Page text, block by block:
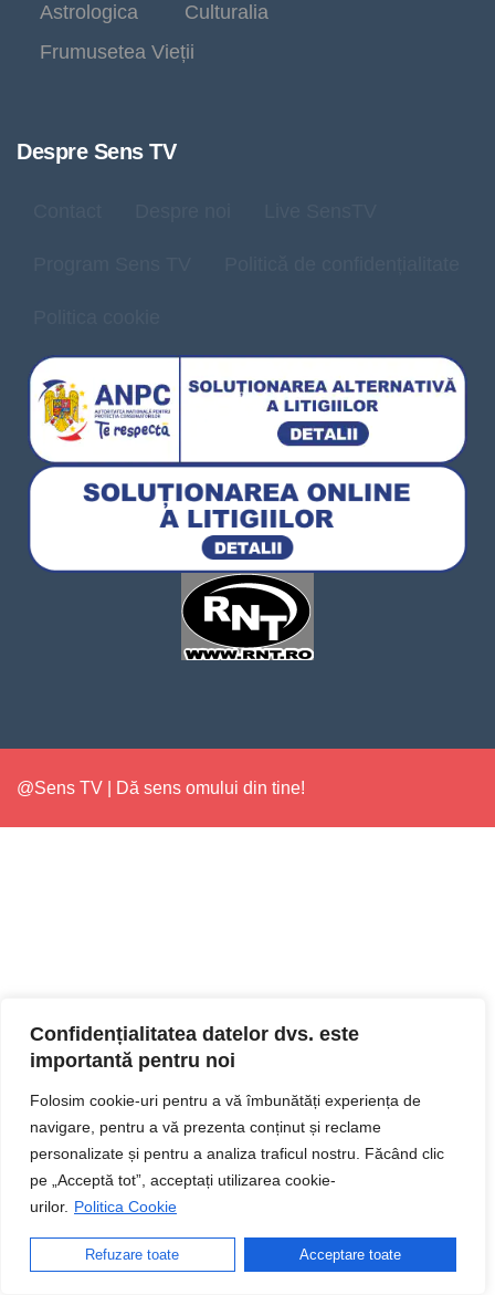
Confidențialitatea datelor dvs. este
importantă pentru noi
Folosim cookie-uri pentru a vă îmbunătăți experiența de
navigare, pentru a vă prezenta conținut și reclame
personalizate și pentru a analiza traficul nostru. Făcând clic
pe „Acceptă tot”, acceptați utilizarea cookie-
urilor. Politica Cookie
Refuzare toate Acceptare toate
Astrologica
Culturalia
Frumusetea Vieții
Despre Sens TV
@Sens TV | Dă sens omului din tine!